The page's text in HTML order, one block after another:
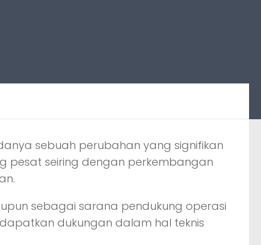
sebuah perubahan yang signifikan
pesat seiring dengan perkembangan
sebagai sarana pendukung operasi
dukungan dalam hal teknis